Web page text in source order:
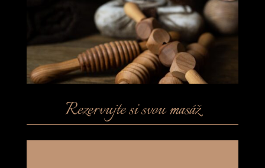
Rezervujte si svou masáž